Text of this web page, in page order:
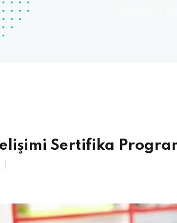
Sertifika